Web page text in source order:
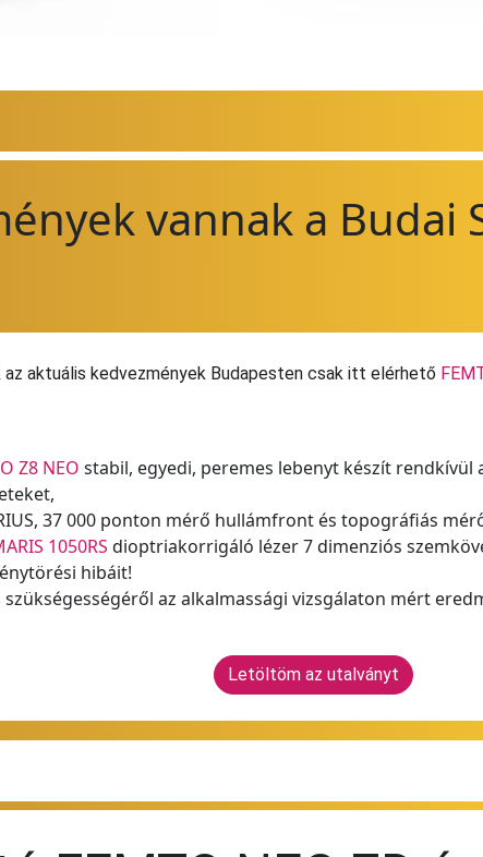
vannak a Budai
az aktuális kedvezmények Budapesten csak itt elérhető
Z8 NEO stabil, egyedi, peremes lebenyt készít rendkívül
37 000 ponton mérő hullámfront és topográfiás
1050RS dioptriakorrigáló lézer 7 dimenziós
hibáit!
szükségességéről az alkalmassági vizsgálaton mért
Letöltöm az utalványt